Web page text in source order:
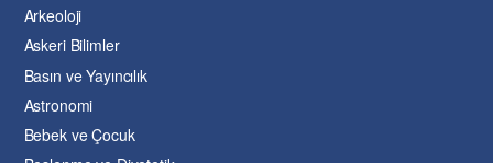
Arkeoloji
Askeri Bilimler
Basın ve Yayıncılık
Astronomi
Bebek ve Çocuk